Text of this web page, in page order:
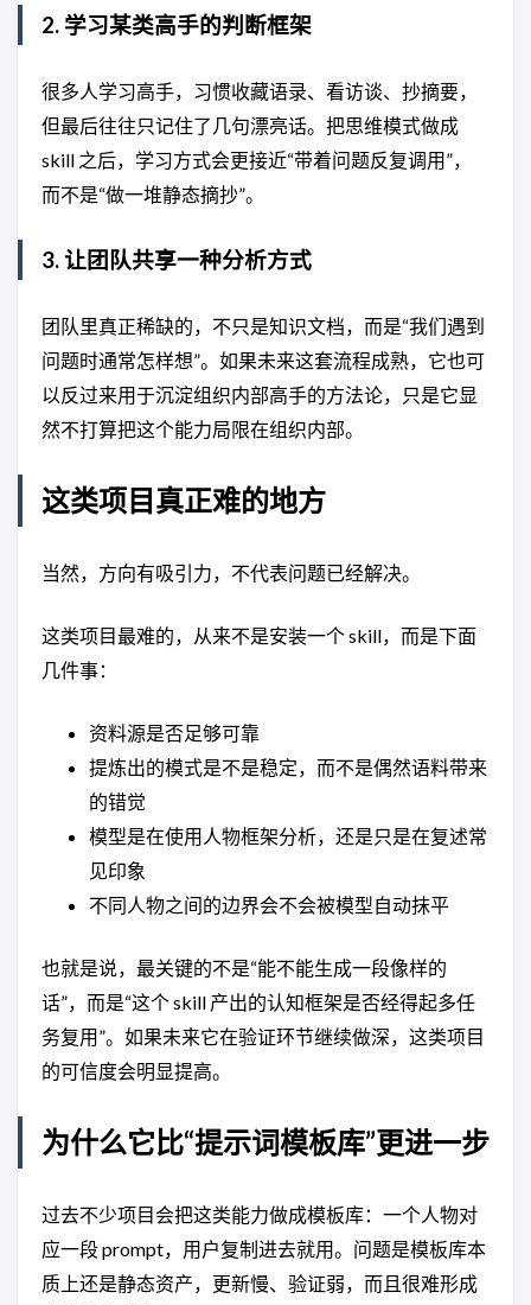
2. 学习某类高手的判断框架
很多人学习高手，习惯收藏语录、看访谈、抄摘要，
但最后往往只记住了几句漂亮话。把思维模式做成
skill 之后，学习方式会更接近“带着问题反复调用”，
而不是“做一堆静态摘抄”。
3. 让团队共享一种分析方式
团队里真正稀缺的，不只是知识文档，而是“我们遇到
问题时通常怎样想”。如果未来这套流程成熟，它也可
以反过来用于沉淀组织内部高手的方法论，只是它显
然不打算把这个能力局限在组织内部。
这类项目真正难的地方
当然，方向有吸引力，不代表问题已经解决。
这类项目最难的，从来不是安装一个 skill，而是下面
几件事：
资料源是否足够可靠
提炼出的模式是不是稳定，而不是偶然语料带来
的错觉
模型是在使用人物框架分析，还是只是在复述常
见印象
不同人物之间的边界会不会被模型自动抹平
也就是说，最关键的不是“能不能生成一段像样的
话”，而是“这个 skill 产出的认知框架是否经得起多任
务复用”。如果未来它在验证环节继续做深，这类项目
的可信度会明显提高。
为什么它比“提示词模板库”更进一步
过去不少项目会把这类能力做成模板库：一个人物对
应一段 prompt，用户复制进去就用。问题是模板库本
质上还是静态资产，更新慢、验证弱，而且很难形成